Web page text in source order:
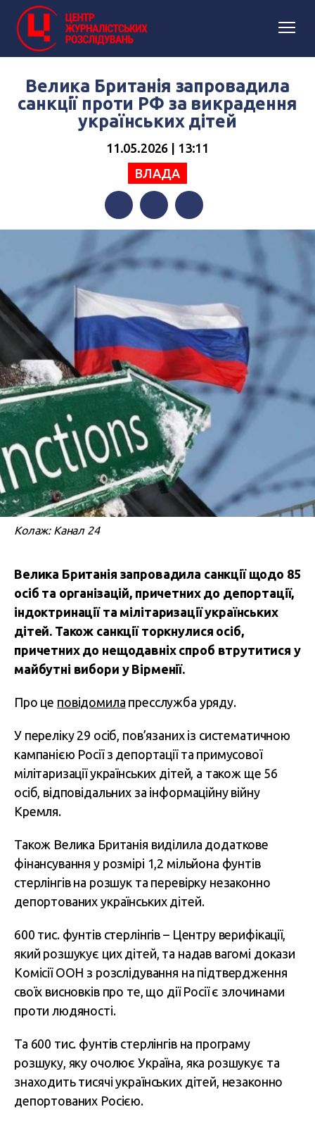
Велика Британія запровадила
санкції проти РФ за викрадення
українських дітей
11.05.2026 | 13:11
ВЛАДА
FacebookTwitterTelegram
Колаж: Канал 24
Велика Британія запровадила санкції щодо 85
осіб та організацій, причетних до депортації,
індоктринації та мілітаризації українських
дітей. Також санкції торкнулися осіб,
причетних до нещодавніх спроб втрутитися у
майбутні вибори у Вірменії.
Про це повідомила пресслужба уряду.
У переліку 29 осіб, пов’язаних із систематичною
кампанією Росії з депортації та примусової
мілітаризації українських дітей, а також ще 56
осіб, відповідальних за інформаційну війну
Кремля.
Також Велика Британія виділила додаткове
фінансування у розмірі 1,2 мільйона фунтів
стерлінгів на розшук та перевірку незаконно
депортованих українських дітей.
600 тис. фунтів стерлінгів – Центру верифікації,
який розшукує цих дітей, та надав вагомі докази
Комісії ООН з розслідування на підтвердження
своїх висновків про те, що дії Росії є злочинами
проти людяності.
Та 600 тис. фунтів стерлінгів на програму
розшуку, яку очолює Україна, яка розшукує та
знаходить тисячі українських дітей, незаконно
депортованих Росією.